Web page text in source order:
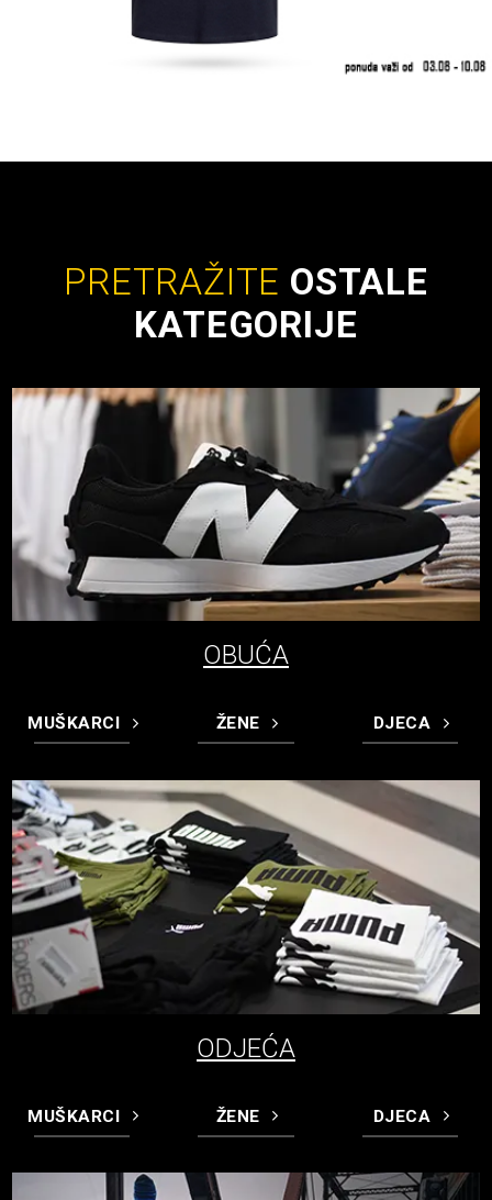
PRETRAŽITE OSTALE
KATEGORIJE
OBUĆA
MUŠKARCI ŽENE DJECA
ODJEĆA
MUŠKARCI ŽENE DJECA